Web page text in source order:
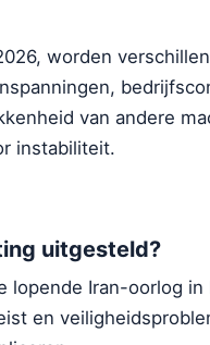
worden
van andere
instabiliteit.
uitgesteld?
lopende Iran-oorlog
en